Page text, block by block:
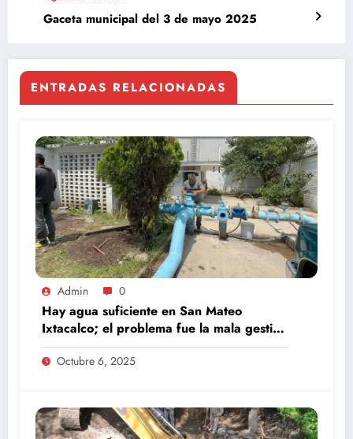
Gaceta municipal del 3 de mayo 2025
ENTRADAS RELACIONADAS
Admin 0
Hay agua suficiente en San Mateo
Ixtacalco; el problema fue la mala gestión
del comité anterior: Daniel Serrano
Octubre 6, 2025